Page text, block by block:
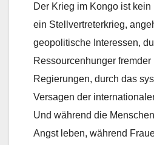
Der Krieg im Kongo ist
ein Stellvertreterkrieg,
geopolitische Interessen,
Ressourcenhunger fremder
Regierungen, durch das
Versagen der
Und während die
Angst leben, während